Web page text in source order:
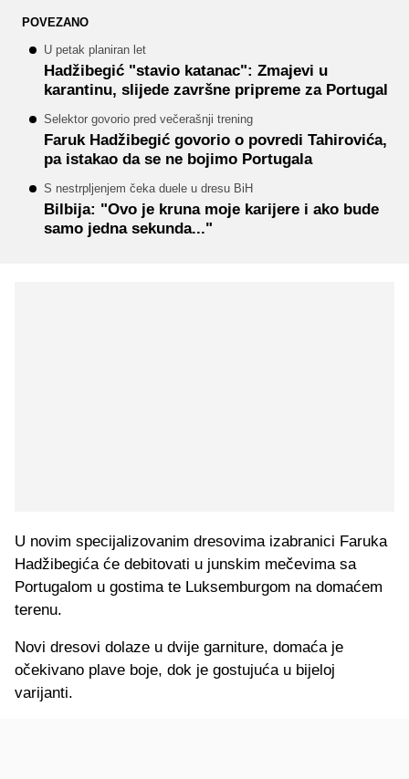
POVEZANO
U petak planiran let
Hadžibegić "stavio katanac": Zmajevi u
karantinu, slijede završne pripreme za Portugal
Selektor govorio pred večerašnji trening
Faruk Hadžibegić govorio o povredi Tahirovića,
pa istakao da se ne bojimo Portugala
S nestrpljenjem čeka duele u dresu BiH
Bilbija: "Ovo je kruna moje karijere i ako bude
samo jedna sekunda..."
U novim specijalizovanim dresovima izabranici Faruka
Hadžibegića će debitovati u junskim mečevima sa
Portugalom u gostima te Luksemburgom na domaćem
terenu.
Novi dresovi dolaze u dvije garniture, domaća je
očekivano plave boje, dok je gostujuća u bijeloj
varijanti.